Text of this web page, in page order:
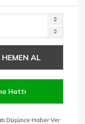
HEMEN AL
Hattı
Düşünce Haber Ver